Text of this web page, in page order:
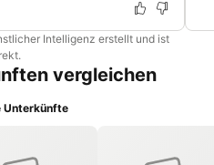
Intelligenz erstellt und ist
vergleichen
Unterkünfte